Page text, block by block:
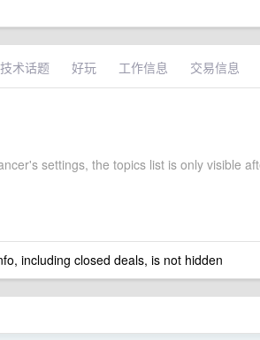
技术话题 好玩 工作信息 交易信息
settings, the topics list is only visible
including closed deals, is not hidden